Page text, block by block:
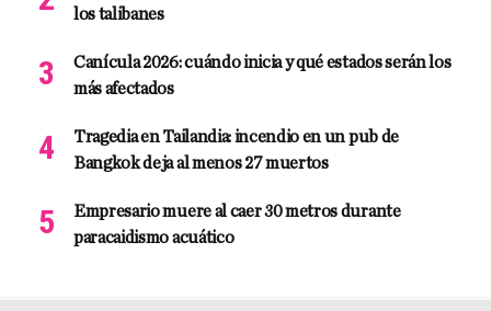
los talibanes
Canícula 2026: cuándo inicia y qué estados serán los
más afectados
Tragedia en Tailandia: incendio en un pub de
Bangkok deja al menos 27 muertos
Empresario muere al caer 30 metros durante
paracaidismo acuático